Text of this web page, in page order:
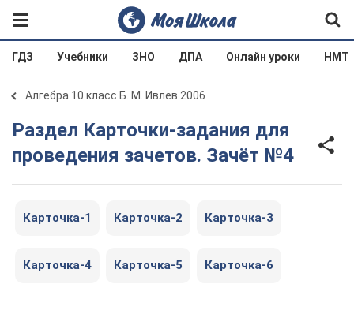
ГДЗ Учебники ЗНО ДПА Онлайн уроки НМТ
Алгебра 10 класс Б. М. Ивлев 2006
Раздел Карточки-задания для
проведения зачетов. Зачёт №4
Карточка-1 Карточка-2 Карточка-3
Карточка-4 Карточка-5 Карточка-6